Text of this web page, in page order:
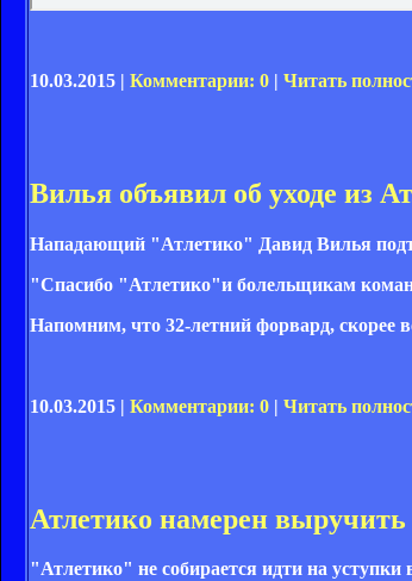
10.03.2015 | Комментарии: 0 | Читать
Вилья объявил об уходе из
Нападающий "Атлетико" Давид Вилья
"Спасибо "Атлетико"и болельщикам
Напомним, что 32-летний форвард,
10.03.2015 | Комментарии: 0 | Читать
Атлетико намерен
"Атлетико" не собирается идти на